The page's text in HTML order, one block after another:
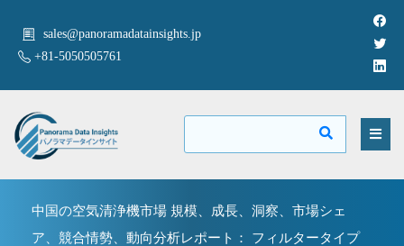
sales@panoramadatainsights.jp
+81-5050505761
中国の空気清浄機市場 規模、成長、洞察、市場シェ
ア、競合情勢、動向分析レポート： フィルタータイプ